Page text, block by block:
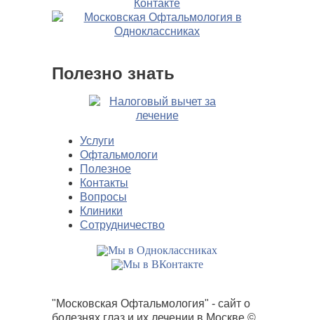
Полезно знать
Услуги
Офтальмологи
Полезное
Контакты
Вопросы
Клиники
Сотрудничество
"Московская Офтальмология" - сайт о
болезнях глаз и их лечении в Москве ©